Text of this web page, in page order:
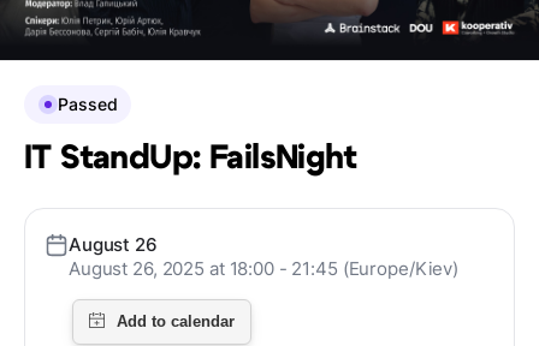
Passed
IT StandUp: FailsNight
August 26
August 26, 2025 at 18:00 - 21:45 (Europe/Kiev)